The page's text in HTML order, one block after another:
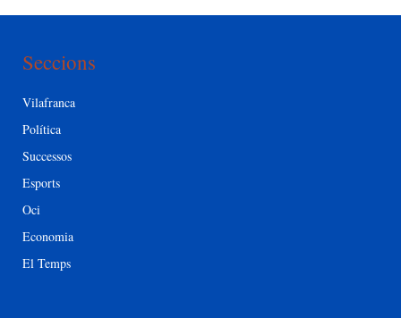
Seccions
Vilafranca
Política
Successos
Esports
Oci
Economia
El Temps